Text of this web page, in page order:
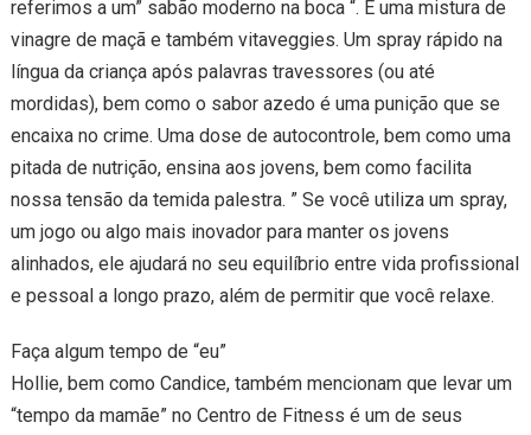
referimos a um” sabão moderno na boca “. É uma mistura de
vinagre de maçã e também vitaveggies. Um spray rápido na
língua da criança após palavras travessores (ou até
mordidas), bem como o sabor azedo é uma punição que se
encaixa no crime. Uma dose de autocontrole, bem como uma
pitada de nutrição, ensina aos jovens, bem como facilita
nossa tensão da temida palestra. ” Se você utiliza um spray,
um jogo ou algo mais inovador para manter os jovens
alinhados, ele ajudará no seu equilíbrio entre vida profissional
e pessoal a longo prazo, além de permitir que você relaxe.
Faça algum tempo de “eu”
Hollie, bem como Candice, também mencionam que levar um
“tempo da mamãe” no Centro de Fitness é um de seus